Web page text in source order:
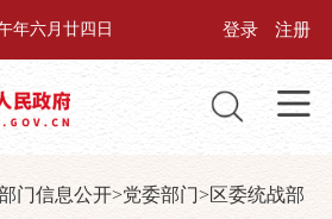
年六月廿四日 登录 注册
门信息公开>党委部门>区委统战部